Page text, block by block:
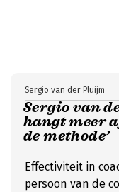
Sergio van
hangt meer
de methode’
Sergio van der Pluijm
Effectiviteit in
persoon van de